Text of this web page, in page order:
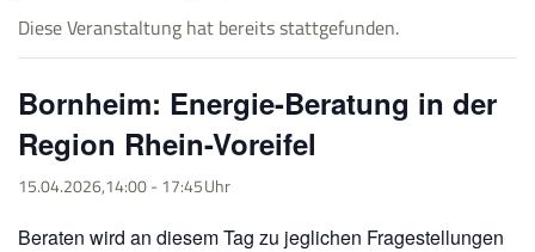
Diese Veranstaltung hat bereits stattgefunden.
Bornheim: Energie-Beratung in der
Region Rhein-Voreifel
15.04.2026,14:00- 17:45
Beraten wird an diesem Tag zu jeglichen Fragestellungen